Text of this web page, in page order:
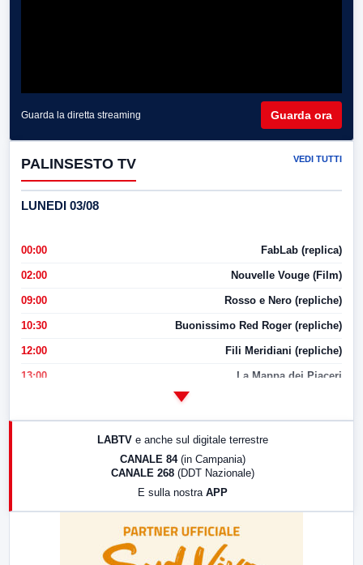
Guarda la diretta streaming Guarda ora
PALINSESTO TV VEDI TUTTI
LUNEDI 03/08
00:00 FabLab (replica)
02:00 Nouvelle Vouge (Film)
09:00 Rosso e Nero (repliche)
10:30 Buonissimo Red Roger (repliche)
12:00 Fili Meridiani (repliche)
13:00 La Mappa dei Piaceri
LABTV e anche sul digitale terrestre
CANALE 84 (in Campania)
CANALE 268 (DDT Nazionale)
E sulla nostra APP